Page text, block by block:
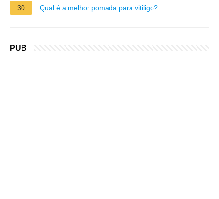
30 Qual é a melhor pomada para vitiligo?
PUB